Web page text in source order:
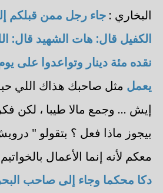
البخاري : جاء رجل ممن قبلكم
الكفيل قال: هات الشهيد قال:
نقده مئة دينار وتواعدوا على
يعمل مثل صاحبك هذاك اللي
إيش ... وجمع مالا طيبا ، لكن
بيجوز ماذا فعل ؟ بتقولو "
معكم لأنه إنما الأعمال
دكا محكما وجاء إلى صاحب